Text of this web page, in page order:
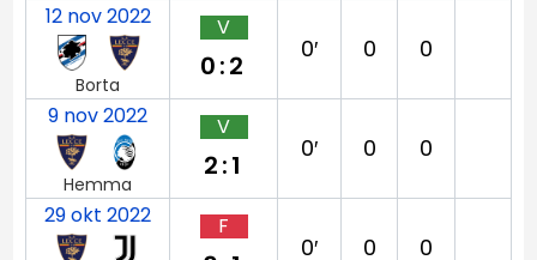
12 nov 2022
Borta
V
0:2
0′ 0 0
9 nov 2022
Hemma
V
2:1
0′ 0 0
29 okt 2022 F
0′ 0 0